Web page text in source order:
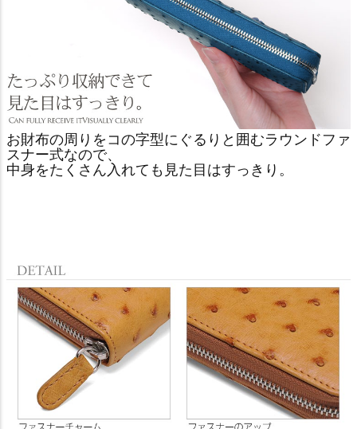
お財布の周りをコの字型にぐるりと囲むラウンドファ
スナー式なので、
中身をたくさん入れても見た目はすっきり。